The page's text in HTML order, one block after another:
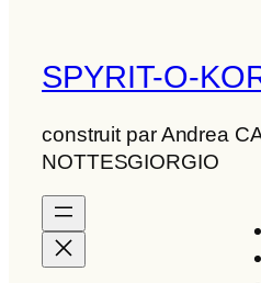
SPYRIT-O-
construit par Andrea
NOTTESGIORGIO